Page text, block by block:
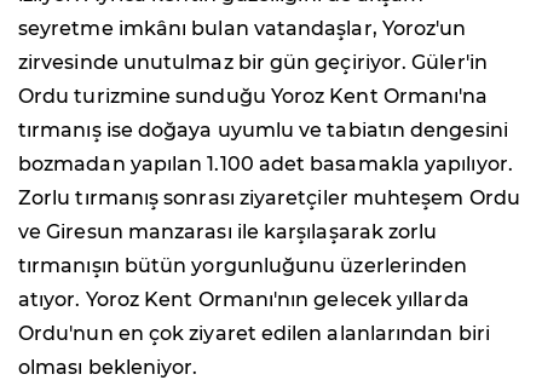
seyretme imkânı bulan vatandaşlar, Yoroz'un
zirvesinde unutulmaz bir gün geçiriyor. Güler'in
Ordu turizmine sunduğu Yoroz Kent Ormanı'na
tırmanış ise doğaya uyumlu ve tabiatın dengesini
bozmadan yapılan 1.100 adet basamakla yapılıyor.
Zorlu tırmanış sonrası ziyaretçiler muhteşem Ordu
ve Giresun manzarası ile karşılaşarak zorlu
tırmanışın bütün yorgunluğunu üzerlerinden
atıyor. Yoroz Kent Ormanı'nın gelecek yıllarda
Ordu'nun en çok ziyaret edilen alanlarından biri
olması bekleniyor.